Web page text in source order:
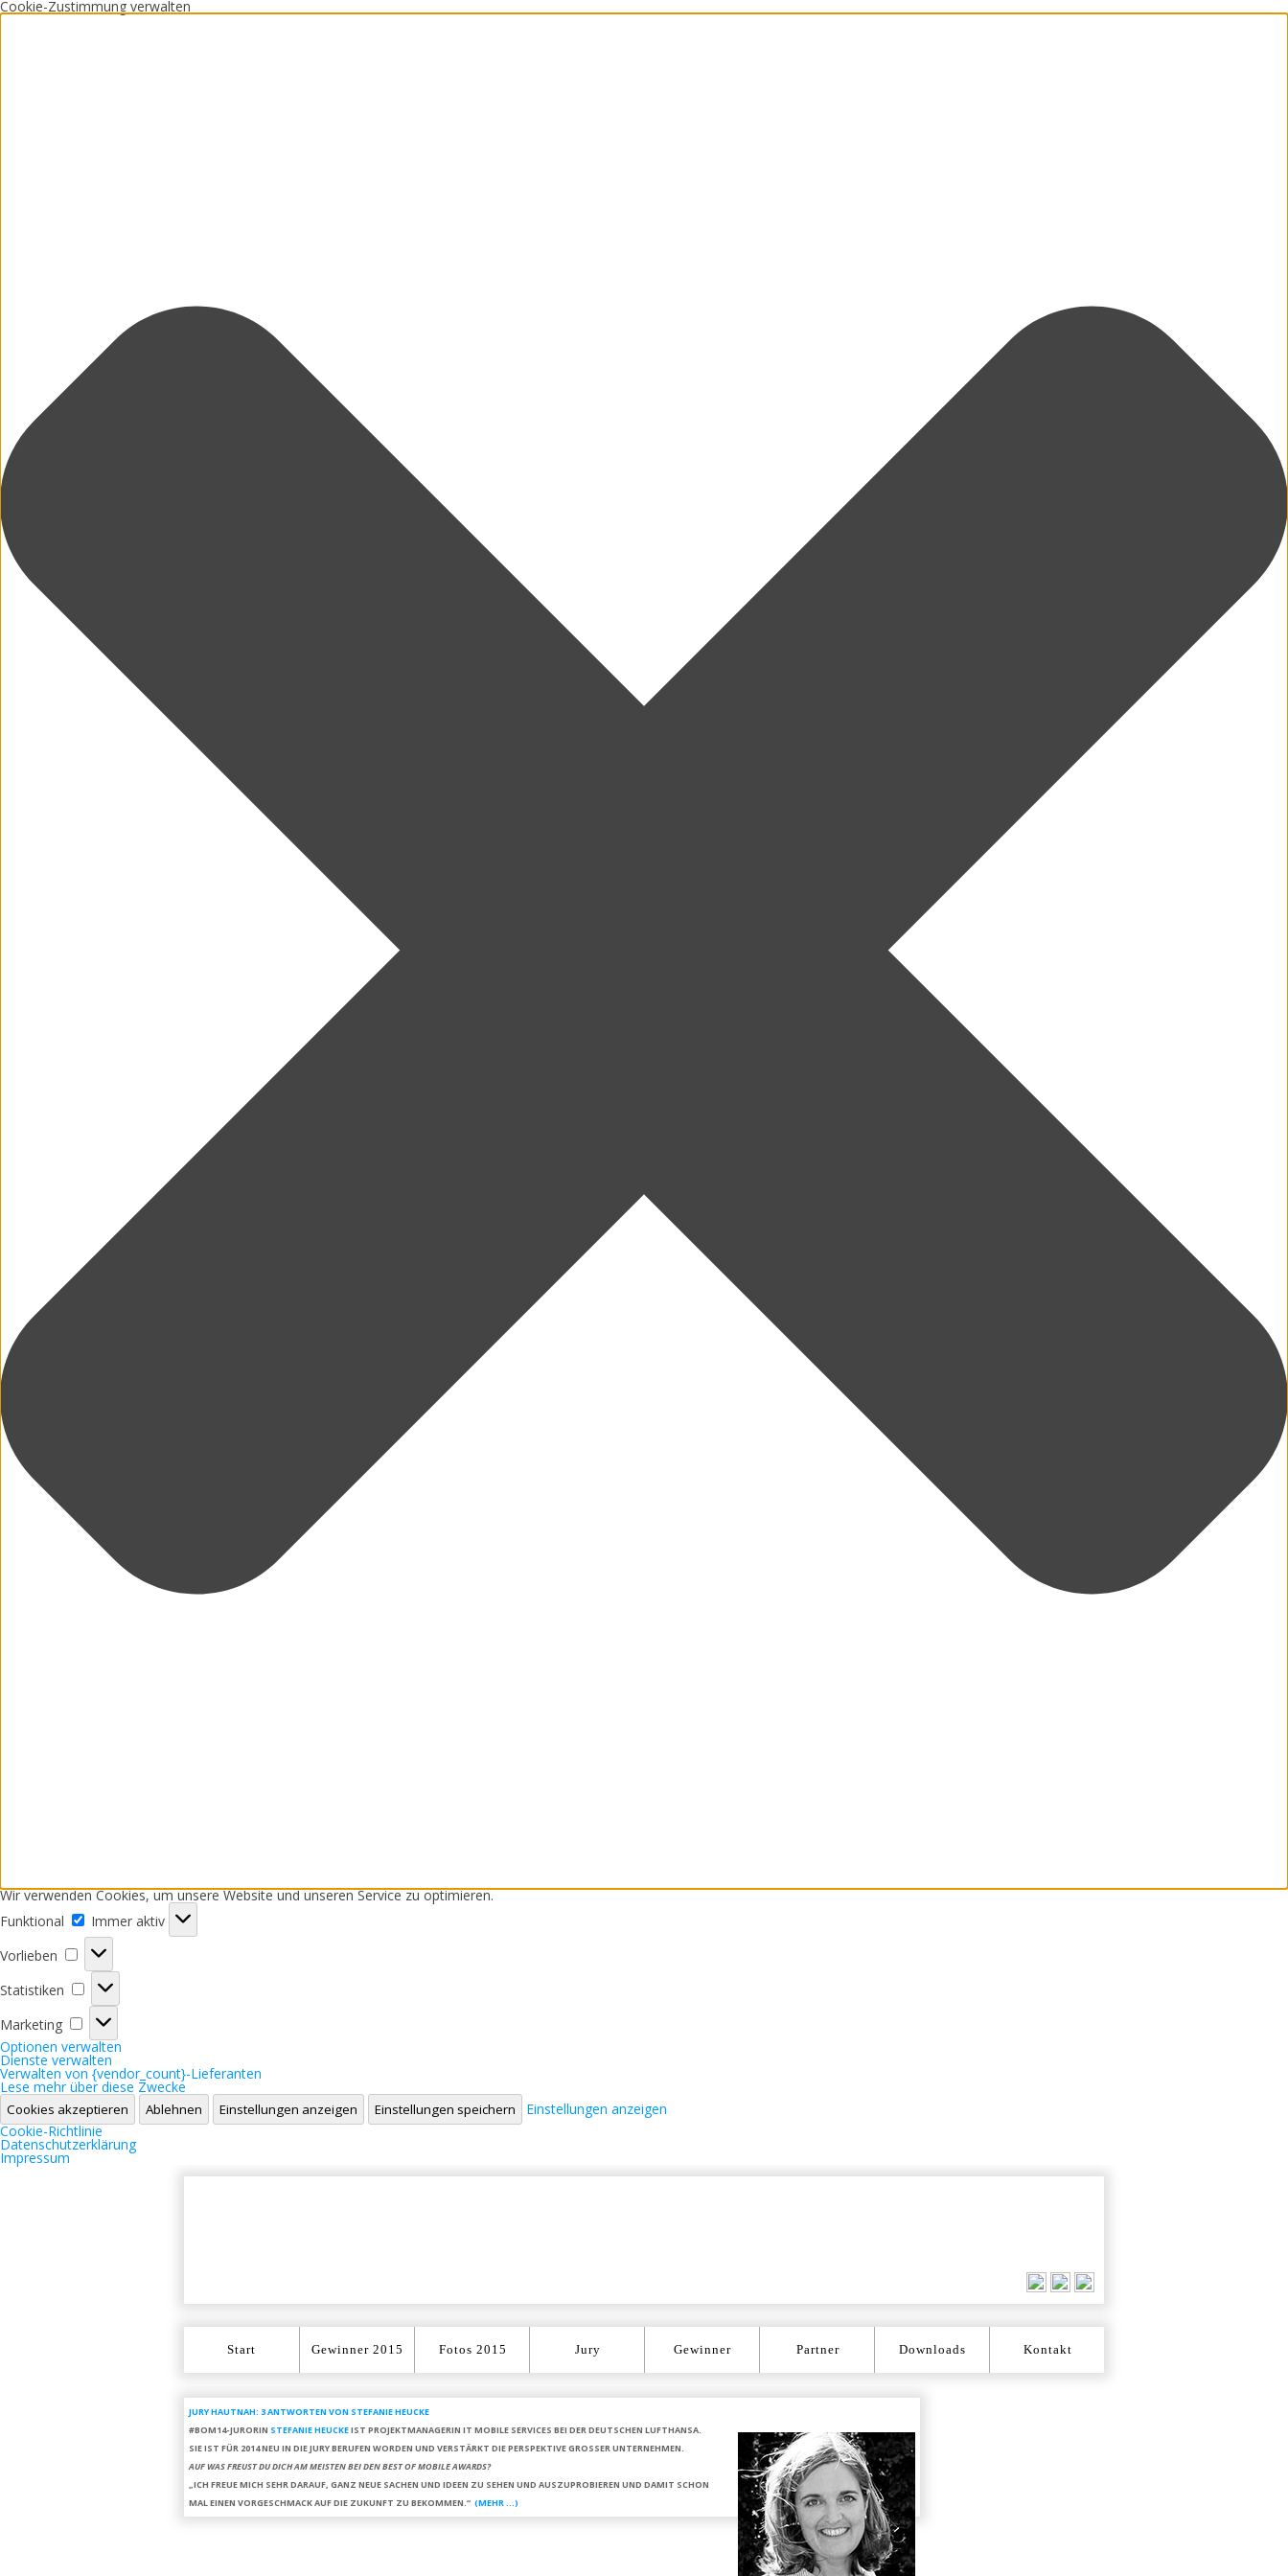
Cookie-Zustimmung verwalten
Wir verwenden Cookies, um unsere Website und unseren Service zu optimieren.
Funktional
Funktional
Immer aktiv
Vorlieben
Vorlieben
Statistiken
Statistiken
Marketing
Marketing
Optionen verwalten
Dienste verwalten
Verwalten von {vendor_count}-Lieferanten
Lese mehr über diese Zwecke
Cookies akzeptieren Ablehnen Einstellungen anzeigen Einstellungen speichern
Einstellungen anzeigen
Cookie-Richtlinie
Datenschutzerklärung
Impressum
Zum Inhalt springen
Start Gewinner 2015 Fotos 2015 Jury Gewinner Partner Downloads Kontakt
JURY HAUTNAH: 3 ANTWORTEN VON STEFANIE HEUCKE
#BOM14-JURORIN STEFANIE HEUCKEIST PROJEKTMANAGERIN IT MOBILE SERVICES BEI DER DEUTSCHEN LUFTHANSA.
SIE IST FÜR 2014 NEU IN DIE JURY BERUFEN WORDEN UND VERSTÄRKT DIE PERSPEKTIVE GROSSER UNTERNEHMEN.
AUF WAS FREUST DU DICH AM MEISTEN BEI DEN BEST OF MOBILE AWARDS?
„ICH FREUE MICH SEHR DARAUF, GANZ NEUE SACHEN UND IDEEN ZU SEHEN UND AUSZUPROBIEREN UND DAMIT SCHON
MAL EINEN VORGESCHMACK AUF DIE ZUKUNFT ZU BEKOMMEN.“ (MEHR …)